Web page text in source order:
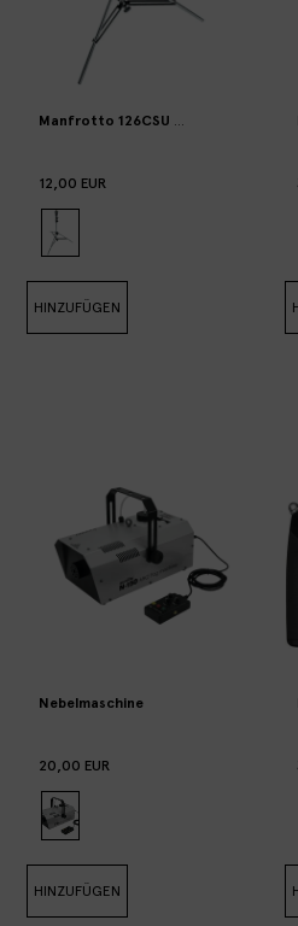
Manfrotto 126CSU stand (max 40kg)
12,00 EUR
HINZUFÜGEN
Nebelmaschine
20,00 EUR
HINZUFÜGEN